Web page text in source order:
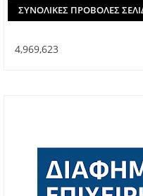
ΣΥΝΟΛΙΚΈΣ ΠΡΟΒΟΛΈΣ
4,969,623